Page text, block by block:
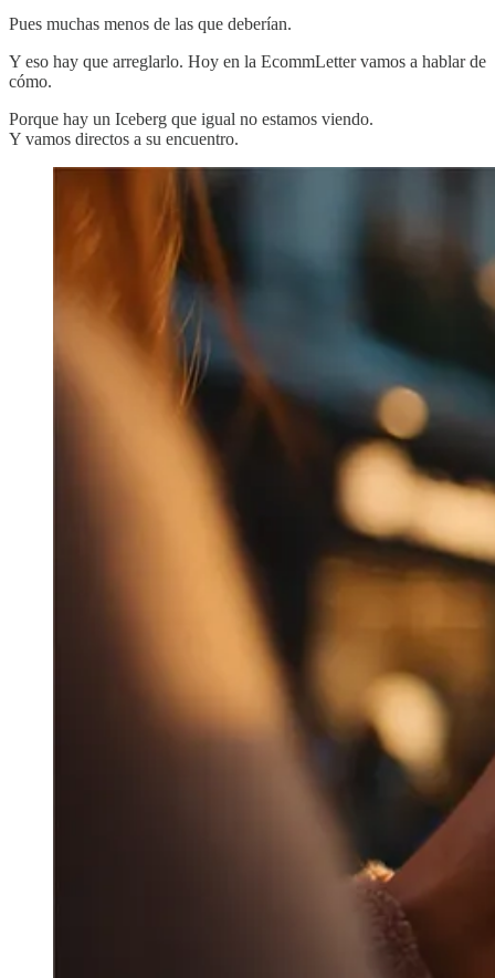
Pues muchas menos de las que deberían.
Y eso hay que arreglarlo. Hoy en la EcommLetter vamos a hablar de
cómo.
Porque hay un Iceberg que igual no estamos viendo.
Y vamos directos a su encuentro.